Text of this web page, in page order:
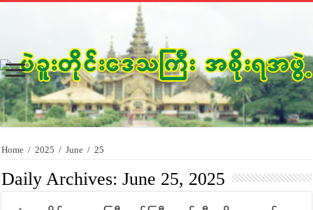
Home / 2025 / June / 25
Daily Archives:June 25, 2025